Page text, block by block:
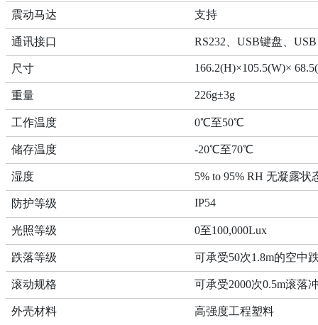
震动马达 支持
通讯接口 RS232、USB键盘、
尺寸 166.2(H)×105.5(W)×
重量 226g±3g
工作温度 0℃至50℃
储存温度 -20℃至70℃
湿度 5% to 95% RH 无凝露状
防护等级 IP54
光照等级 0至100,000Lux
跌落等级 可承受50次1.8m的空中
滚动规格 可承受2000次0.5m滚落
外壳材料 高强度工程塑料